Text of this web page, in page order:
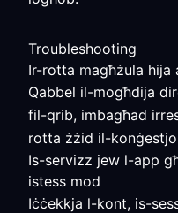
Troubleshooting
Ir-rotta magħżula hija
Qabbel il-mogħdija
fil-qrib, imbagħad
rotta żżid il-
Is-servizz jew l-app
istess mod
Iċċekkja l-kont, is-